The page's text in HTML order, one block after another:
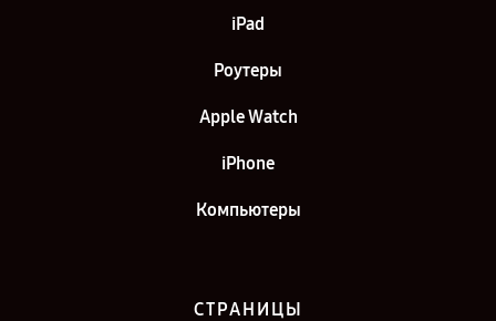
iPad
Роутеры
Apple Watch
iPhone
Компьютеры
СТРАНИЦЫ